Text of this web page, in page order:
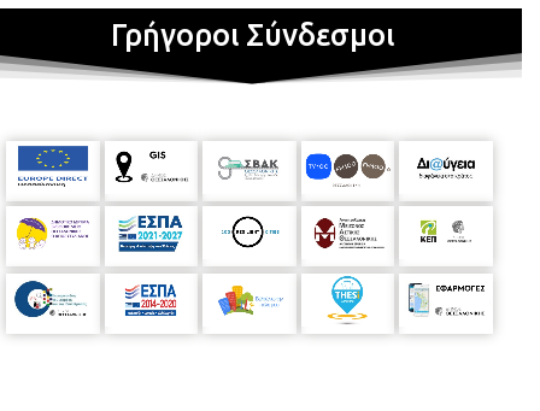
και υλοποιείται από μέλη του ΣΥΜΕΠΕ στον Παιδικό Σταθμό
της Μέριμνας Παιδιού. Το συγκεκριμένο πρόγραμμα
περιλαμβάνει τόσο την πρώιμη παρέμβαση, όσο και την
παππούδες, σε βρεφονηπιοκόμους, παιδιάτρους και σε άτομα
που εμπλέκονται στη φροντίδα των παιδιών. Η είσοδος θα
είναι ελεύθερη για το κοινό.Λίγα λόγια για τις ομιλήτριεςΗ
Ευτέρπη
Κολαράείναι νηπιαγωγός πρώιμης παρέμβασης,
λογοθεραπεύτρια, ειδική παιδαγωγός και σύμβουλος γονέων με
μεταπτυχιακές σπουδές στη Γερμανία και στις ΗΠΑ. Διαθέτει
πολυετή εμπειρία στην υποστήριξη παιδιών κι εφήβων.
Παρουσιάζει σε εβδομαδιαία βάση την εκπομπή «Όλα για το
Γρήγοροι Σύνδεσμοι